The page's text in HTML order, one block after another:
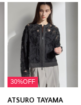
30%OFF
ATSURO TAYAMA